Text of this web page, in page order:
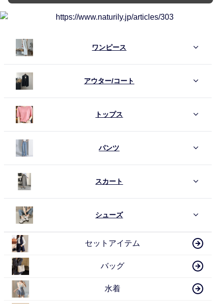
ワンピース
アウター/コート
トップス
パンツ
スカート
シューズ
セットアイテム
バッグ
水着